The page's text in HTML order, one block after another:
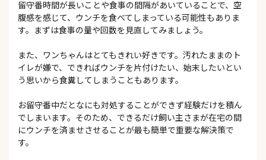
留守番時間が長いことや食事の間隔があいていることで、空
腹感を感じて、ウンチを食べてしまっている可能性もありま
す。まずは食事の量や回数を見直してみましょう。
また、ワンちゃんはとてもきれい好きです。汚れたままのト
イレが嫌で、できればウンチを片付けたい、始末したいとい
う思いから食糞してしまうこともあります。
お留守番中だとなにも対処することができず経験だけを積ん
でしまいます。そのため、できるだけ飼い主さまが在宅の間
にウンチを済ませさせることが最も簡単で重要な解決策で
す。